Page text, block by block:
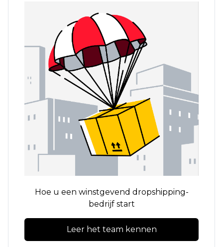
Hoe u een winstgevend dropshipping-
bedrijf start
Leer het team kennen